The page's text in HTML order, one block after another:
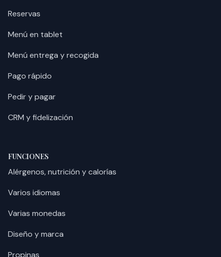
Reservas
Menú en tablet
Menú entrega y recogida
Pago rápido
Pedir y pagar
CRM y fidelización
FUNCIONES
Alérgenos, nutrición y calorías
Varios idiomas
Varias monedas
Diseño y marca
Propinas